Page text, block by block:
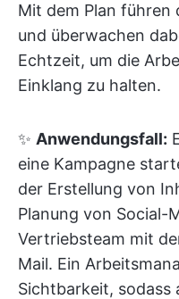
Mit dem Plan führen
und überwachen
Echtzeit, um die
Einklang zu halten.
✨ Anwendungsfall:
eine Kampagne
der Erstellung von
Planung von Social-
Vertriebsteam mit
Mail. Ein
Sichtbarkeit, sodass